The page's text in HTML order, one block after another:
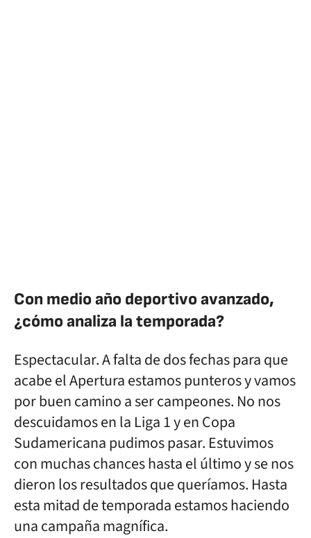
Con medio año deportivo avanzado,
¿cómo analiza la temporada?
Espectacular. A falta de dos fechas para que
acabe el Apertura estamos punteros y vamos
por buen camino a ser campeones. No nos
descuidamos en la Liga 1 y en Copa
Sudamericana pudimos pasar. Estuvimos
con muchas chances hasta el último y se nos
dieron los resultados que queríamos. Hasta
esta mitad de temporada estamos haciendo
una campaña magnífica.